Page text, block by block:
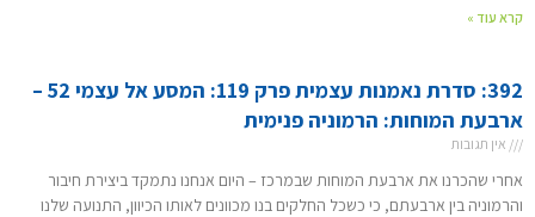
קרא עוד »
392: סדרת נאמנות עצמית פרק 119: המסע אל עצמי 52 –
ארבעת המוחות: הרמוניה פנימית
אין תגובות
אחרי שהכרנו את ארבעת המוחות שבמרכז – היום אנחנו נתמקד ביצירת חיבור
והרמוניה בין ארבעתם, כי כשכל החלקים בנו מכוונים לאותו הכיוון, התנועה שלנו